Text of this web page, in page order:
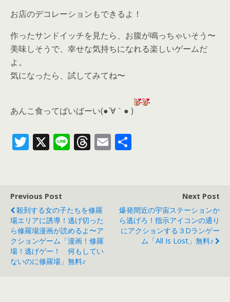
お店のデコレーションもできるよ！
作ったサンドイッチを見たら、お腹が鳴っちゃいそう〜
美味しそうで、幸せな気持ちになれる楽しいゲームだ
よ。
気になったら、 試してみてね〜
あんこ食ってばいばーい(●´∀｀● )
T
er
X Li T
d
s
E
Previous Post
殺到する女の子たちを修羅
場エリアに誘導！逃げ切った
ら修羅場漫画が読めるよ〜ア
クションゲーム「漫画！修羅
場！逃げゲー！ 何もしてい
ないのに修羅場」無料♪
Next Post
爆発間近の宇宙ステーションか
ら逃げろ！指示アイコンの通り
にアクションする３Dランゲー
ム「All Is Lost」無料♪